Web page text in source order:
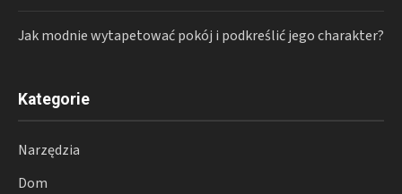
Jak modnie wytapetować pokój i podkreślić jego charakter?
Kategorie
Narzędzia
Dom